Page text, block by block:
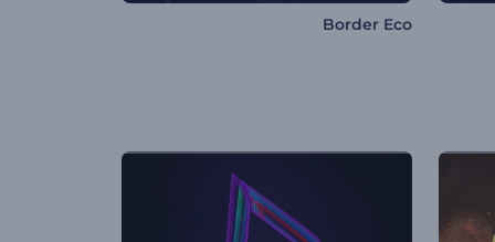
Border Eco